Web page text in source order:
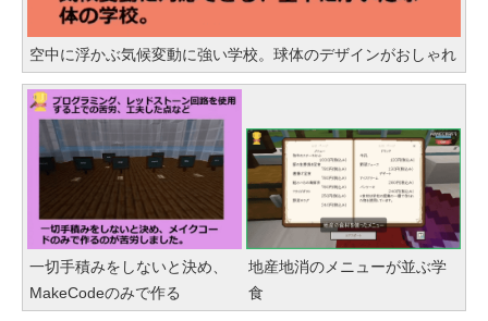
空中に浮かぶ気候変動に強い学校。球体のデザインがおしゃれ
一切手積みをしないと決め、
MakeCodeのみで作る
地産地消のメニューが並ぶ学
食